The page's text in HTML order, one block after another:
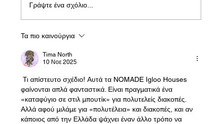
Mala elektrana kod kuće: Pametan pristup
održivoj dobrobiti
Γράψτε ένα σχόλιο...
Τα πιο καινούργια
Tima North
10 Νοε 2025
Τι απίστευτο σχέδιο! Αυτά τα NOMADE Igloo Houses
φαίνονται απλά φανταστικά. Είναι πραγματικά ένα
«καταφύγιο σε στιλ μπουτίκ» για πολυτελείς διακοπές.
Αλλά αφού μιλάμε για «πολυτέλεια» και διακοπές, και αν
κάποιος από την Ελλάδα ψάχνει έναν άλλο τρόπο να